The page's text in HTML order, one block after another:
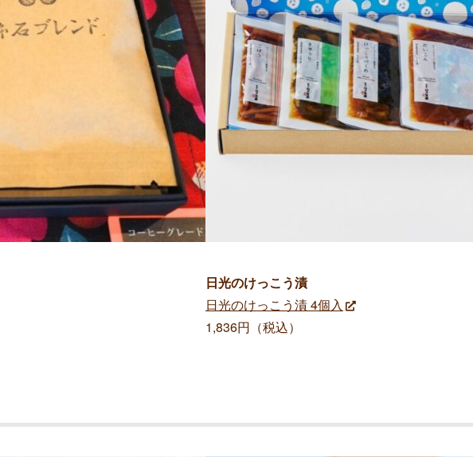
日光のけっこう漬
日光のけっこう漬 4個入
1,836円（税込）